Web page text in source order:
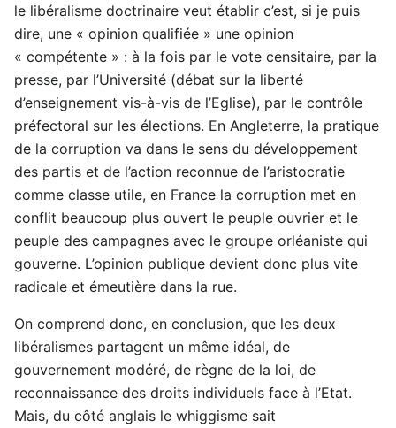
le libéralisme doctrinaire veut établir c’est, si je puis
dire, une « opinion qualifiée » une opinion
« compétente » : à la fois par le vote censitaire, par la
presse, par l’Université (débat sur la liberté
d’enseignement vis-à-vis de l’Eglise), par le contrôle
préfectoral sur les élections. En Angleterre, la pratique
de la corruption va dans le sens du développement
des partis et de l’action reconnue de l’aristocratie
comme classe utile, en France la corruption met en
conflit beaucoup plus ouvert le peuple ouvrier et le
peuple des campagnes avec le groupe orléaniste qui
gouverne. L’opinion publique devient donc plus vite
radicale et émeutière dans la rue.
On comprend donc, en conclusion, que les deux
libéralismes partagent un même idéal, de
gouvernement modéré, de règne de la loi, de
reconnaissance des droits individuels face à l’Etat.
Mais, du côté anglais le whiggisme sait